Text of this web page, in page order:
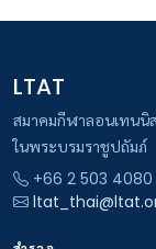
LTAT
สมาคมกีฬาลอนเทนนิ
ในพระบรมราชูปถัมภ์
+66 2 503 4080